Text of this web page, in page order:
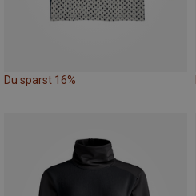
Du sparst 16%